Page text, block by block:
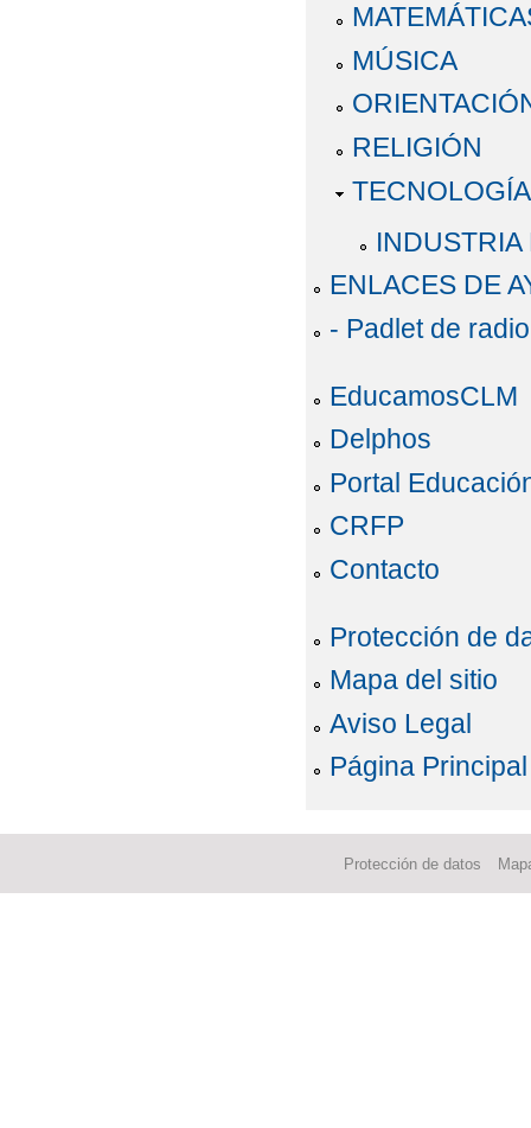
MÚSICA
RELIGIÓN
TECNOLOGÍA
ENLACES DE
- Padlet de
EducamosCLM
Delphos
Portal
CRFP
Contacto
Protección de
Mapa del sitio
Aviso Legal
Página Principal
Protección de datos